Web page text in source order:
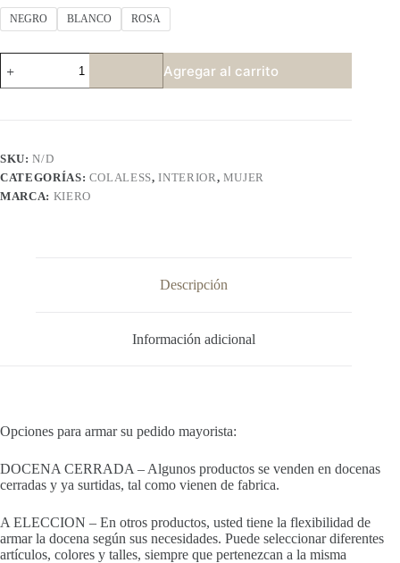
NEGRO BLANCO ROSA
2561
cantidad
Agregar al carrito
SKU:N/D
CATEGORÍAS: COLALESS,INTERIOR, MUJER
MARCA: KIERO
Descripción
Información adicional
Opciones para armar su pedido mayorista:
DOCENA CERRADA – Algunos productos se venden en docenas
cerradas y ya surtidas, tal como vienen de fabrica.
A ELECCION – En otros productos, usted tiene la flexibilidad de
armar la docena según sus necesidades. Puede seleccionar diferentes
artículos, colores y talles, siempre que pertenezcan a la misma